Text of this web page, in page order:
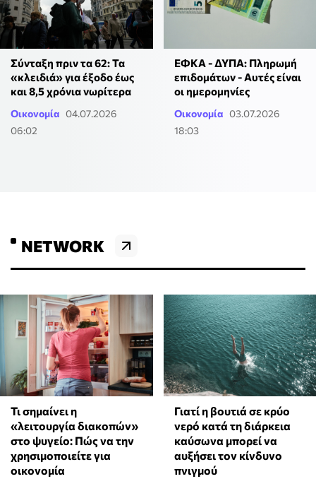
Σύνταξη πριν τα 62: Τα
«κλειδιά» για έξοδο έως
και 8,5 χρόνια νωρίτερα
Οικονομία 04.07.2026
06:02
ΕΦΚΑ - ΔΥΠΑ: Πληρωμή
επιδομάτων - Αυτές είναι
οι ημερομηνίες
Οικονομία 03.07.2026
18:03
NETWORK
Τι σημαίνει η
«λειτουργία διακοπών»
στο ψυγείο: Πώς να την
χρησιμοποιείτε για
οικονομία
Γιατί η βουτιά σε κρύο
νερό κατά τη διάρκεια
καύσωνα μπορεί να
αυξήσει τον κίνδυνο
πνιγμού